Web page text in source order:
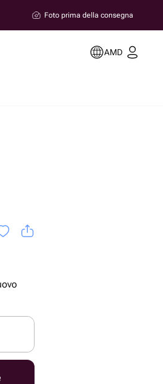
Foto prima della consegna
AMD